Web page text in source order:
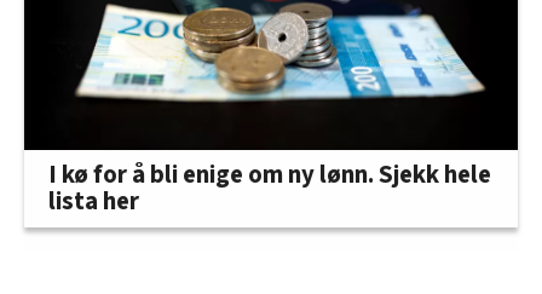
I kø for å bli enige om ny lønn. Sjekk hele
lista her